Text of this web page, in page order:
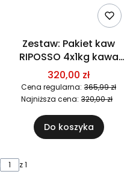
Zestaw: Pakiet kaw
RIPOSSO 4x1kg kawa
ziarnista
320,00 zł
Cena regularna: 365,99 zł
Najniższa cena: 320,00 zł
Do koszyka
z 1